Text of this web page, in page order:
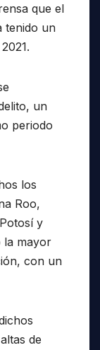
que el
tenido un
un
periodo
los
Roo,
y
la mayor
con un
de